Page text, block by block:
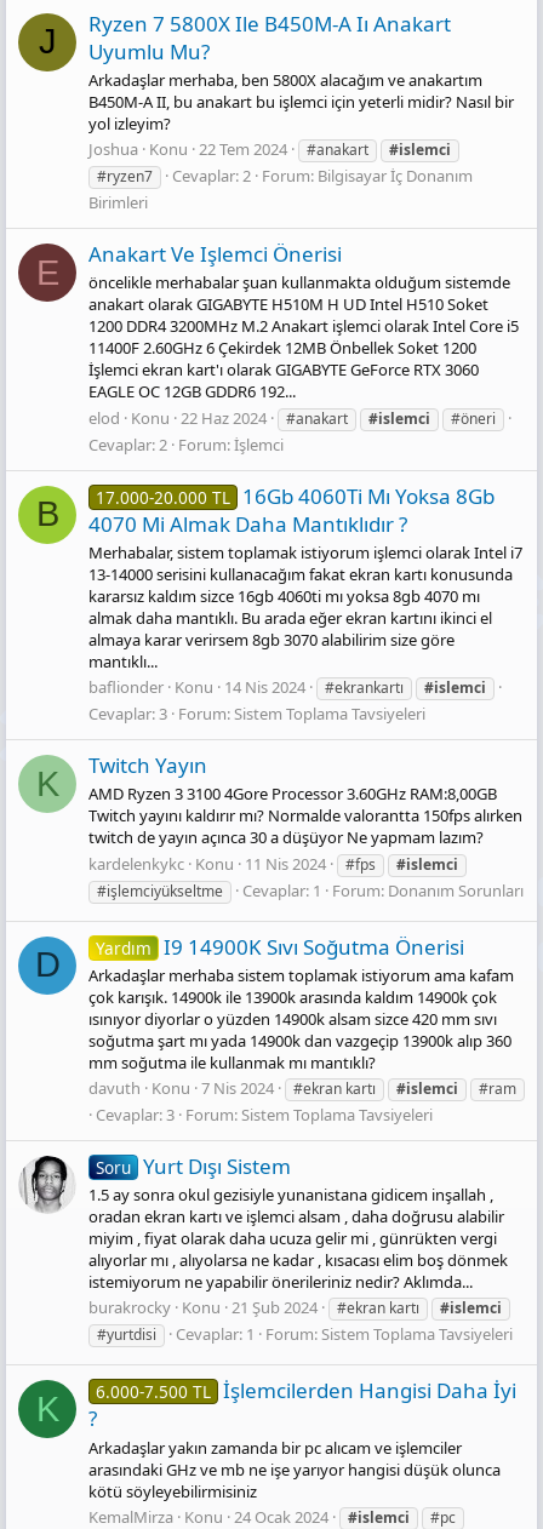
J
Ryzen 7 5800X Ile B450M-A Iı Anakart
Uyumlu Mu?
Arkadaşlar merhaba, ben 5800X alacağım ve anakartım
B450M-A II, bu anakart bu işlemci için yeterli midir? Nasıl bir
yol izleyim?
Joshua Konu 22 Tem 2024 #anakart
#islemci
#ryzen7
Cevaplar: 2 Forum: Bilgisayar İç Donanım
Birimleri
E Anakart Ve Işlemci Önerisi
öncelikle merhabalar şuan kullanmakta olduğum sistemde
anakart olarak GIGABYTE H510M H UD Intel H510 Soket
1200 DDR4 3200MHz M.2 Anakart işlemci olarak Intel Core i5
11400F 2.60GHz 6 Çekirdek 12MB Önbellek Soket 1200
İşlemci ekran kart'ı olarak GIGABYTE GeForce RTX 3060
EAGLE OC 12GB GDDR6 192...
elod
Konu 22 Haz 2024 #anakart #islemci #öneri
Cevaplar: 2 Forum:İşlemci
B 17.000-20.000 TL 16Gb 4060Ti Mı Yoksa 8Gb
4070 Mi Almak Daha Mantıklıdır ?
Merhabalar, sistem toplamak istiyorum işlemci olarak Intel i7
13-14000 serisini kullanacağım fakat ekran kartı konusunda
kararsız kaldım sizce 16gb 4060ti mı yoksa 8gb 4070 mı
almak daha mantıklı. Bu arada eğer ekran kartını ikinci el
almaya karar verirsem 8gb 3070 alabilirim size göre
mantıklı...
baflionder Konu 14 Nis 2024 #ekrankartı #islemci
Cevaplar: 3 Forum:Sistem Toplama Tavsiyeleri
K Twitch Yayın
AMD Ryzen 3 3100 4Gore Processor 3.60GHz RAM:8,00GB
Twitch yayını kaldırır mı? Normalde valorantta 150fps alırken
twitch de yayın açınca 30 a düşüyor Ne yapmam lazım?
kardelenkykc Konu 11 Nis 2024 #fps
#islemci
#işlemciyükseltme
Cevaplar: 1 Forum: Donanım Sorunları
D Yardım I9 14900K Sıvı Soğutma Önerisi
Arkadaşlar merhaba sistem toplamak istiyorum ama kafam
çok karışık. 14900k ile 13900k arasında kaldım 14900k çok
ısınıyor diyorlar o yüzden 14900k alsam sizce 420 mm sıvı
soğutma şart mı yada 14900k dan vazgeçip 13900k alıp 360
mm soğutma ile kullanmak mı mantıklı?
davuth
Konu 7 Nis 2024 #ekran kartı #islemci #ram
Cevaplar: 3 Forum:Sistem Toplama Tavsiyeleri
Soru Yurt Dışı Sistem
1.5 ay sonra okul gezisiyle yunanistana gidicem inşallah ,
oradan ekran kartı ve işlemci alsam , daha doğrusu alabilir
miyim , fiyat olarak daha ucuza gelir mi , günrükten vergi
alıyorlar mı , alıyolarsa ne kadar , kısacası elim boş dönmek
istemiyorum ne yapabilir önerileriniz nedir? Aklımda...
burakrocky Konu 21 Şub 2024 #ekran kartı
#islemci
#yurtdisi
Cevaplar: 1 Forum:Sistem Toplama Tavsiyeleri
K 6.000-7.500 TL İşlemcilerden Hangisi Daha İyi
?
Arkadaşlar yakın zamanda bir pc alıcam ve işlemciler
arasındaki GHz ve mb ne işe yarıyor hangisi düşük olunca
kötü söyleyebilirmisiniz
KemalMirza Konu 24 Ocak 2024 #islemci
#pc